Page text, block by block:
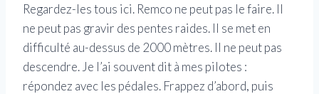
Regardez-les tous ici. Remco ne peut pas le faire. Il
ne peut pas gravir des pentes raides. Il se met en
difficulté au-dessus de 2000 mètres. Il ne peut pas
descendre. Je l’ai souvent dit à mes pilotes :
répondez avec les pédales. Frappez d’abord, puis